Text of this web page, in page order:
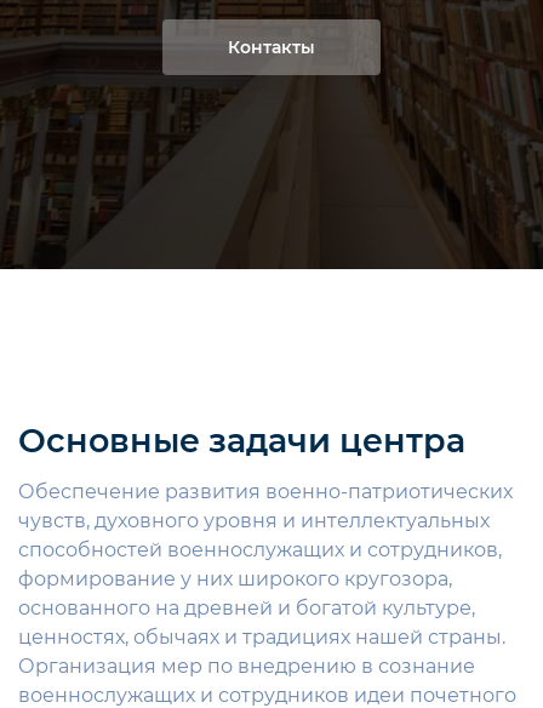
Контакты
Основные задачи центра
Обеспечение развития военно-патриотических
чувств, духовного уровня и интеллектуальных
способностей военнослужащих и сотрудников,
формирование у них широкого кругозора,
основанного на древней и богатой культуре,
ценностях, обычаях и традициях нашей страны.
Организация мер по внедрению в сознание
военнослужащих и сотрудников идеи почетного